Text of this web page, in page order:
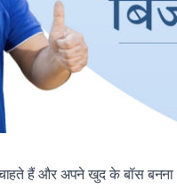
हैं और अपने खुद के बॉस